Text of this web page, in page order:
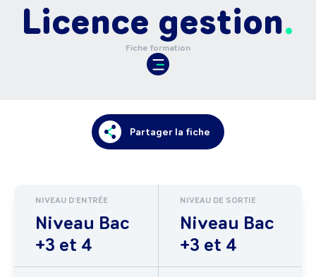
Licence gestion
Fiche formation
Partager la fiche
NIVEAU D'ENTRÉE
Niveau Bac
+3 et 4
NIVEAU DE SORTIE
Niveau Bac
+3 et 4